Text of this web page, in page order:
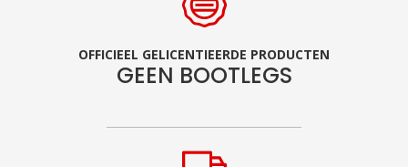
OFFICIEEL GELICENTIEERDE PRODUCTEN
GEEN BOOTLEGS